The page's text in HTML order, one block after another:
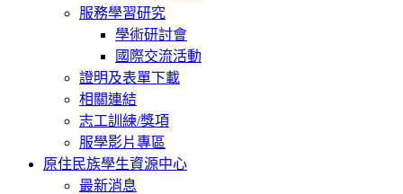
服務學習研究
學術研討會
國際交流活動
證明及表單下載
相關連結
志工訓練/獎項
服學影片專區
原住民族學生資源中心
最新消息